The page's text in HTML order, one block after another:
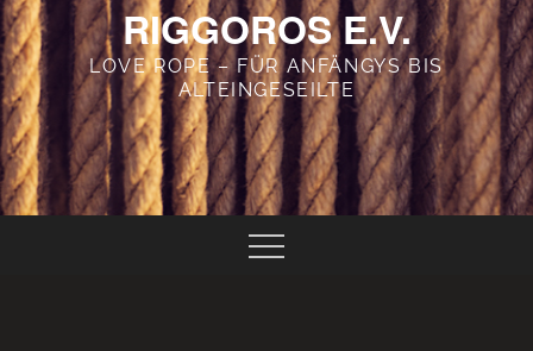
RIGGOROS E.V.
LOVE ROPE – FÜR ANFÄNGYS BIS
ALTEINGESEILTE